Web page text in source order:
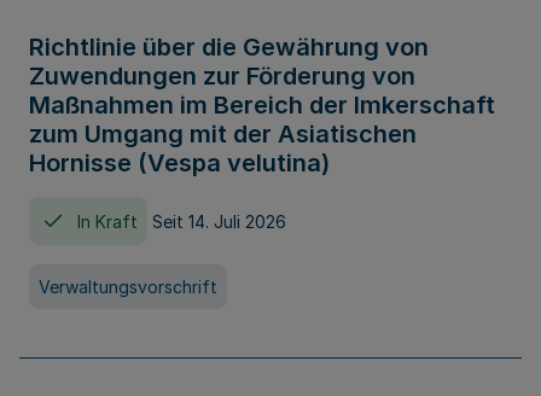
Richtlinie über die Gewährung von
Zuwendungen zur Förderung von
Maßnahmen im Bereich der Imkerschaft
zum Umgang mit der Asiatischen
Hornisse (Vespa velutina)
In Kraft Seit 14. Juli 2026
Verwaltungsvorschrift